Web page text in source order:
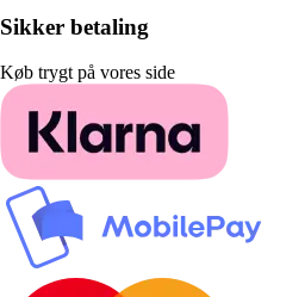
Sikker betaling
Køb trygt på vores side